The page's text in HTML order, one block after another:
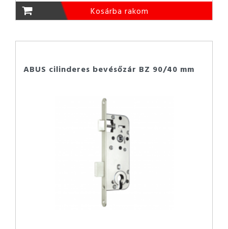
Kosárba rakom
ABUS cilinderes bevésőzár BZ 90/40 mm